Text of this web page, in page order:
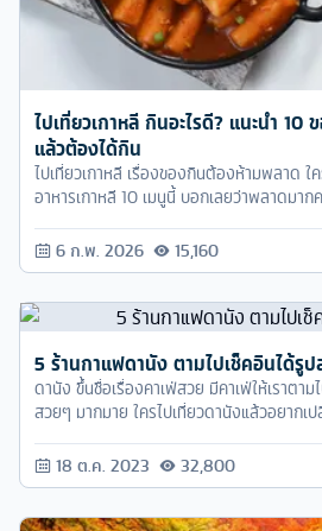
ไปเที่ยวเกาหลี กินอะไรดี? แนะนำ 10
แล้วต้องได้กิน
ไปเที่ยวเกาหลี เรื่องของกินต้องห้ามพลาด ใ
อาหารเกาหลี 10 เมนูนี้ บอกเลยว่าพลาดมาก
6 ก.พ. 2026 15,160
5 ร้านกาแฟดานัง ตามไปเช็คอินได้รู
ดานัง ขึ้นชื่อเรื่องคาเฟ่สวย มีคาเฟ่ให้เราตา
สวยๆ มากมาย ใครไปเที่ยวดานังแล้วอยากเ
18 ต.ค. 2023 32,800